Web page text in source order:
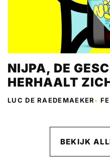
NIJPA, DE
HERHAALT
LUC DE RAEDEMAEKER•
BEKIJK